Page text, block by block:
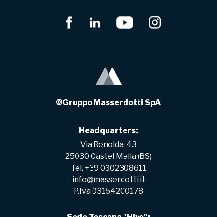
©Gruppo Masserdotti SpA
Headquarters:
Via Renolda, 43
25030 Castel Mella (BS)
Tel. +39 0302308611
info@masserdotti.it
P.Iva 03154200178